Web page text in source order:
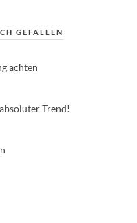
GEFALLEN
achten
Trend!